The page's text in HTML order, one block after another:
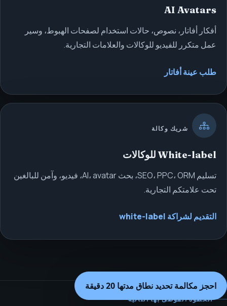
AI Avatars
أفكار أفاتار، نصوص، حالات استخدام لصفحات الهبوط، وسير
عمل متكرر للفيديو للوكالات والعلامات التجارية.
طلب عينة أفاتار
شريك وكالة
White-label للوكالات
تسليم SEO، PPC، ORM، بحث AI، avatar، فيديو، وآمن للبالغين
تحت علامتكم التجارية.
التقديم لشراكة white-label
الخطوة الموصى بها التالية
احجز مكالمة تحديد نطاق مدتها 20 دقيقة